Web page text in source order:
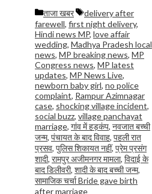
Categories
ताजा खबर Tags
delivery after
farewell, first night delivery,
Hindi news MP, love affair
wedding, Madhya Pradesh local
news, MP breaking news, MP
Congress news, MP latest
updates, MP News Live,
newborn baby girl, no police
complaint, Rampur Azimnagar
case, shocking village incident,
social buzz, village panchayat
marriage, गांव में हड़कंप, नवजात बच्ची
जन्म, पंचायत के बाद विवाह, पहली रात
प्रसव, पुलिस शिकायत नहीं, प्रेम प्रसंग
शादी, रामपुर अजीमनगर मामला, विदाई के
बाद डिलीवरी, शादी के बाद बच्ची जन्म,
सामाजिक चर्चा Bride gave birth
after marriage